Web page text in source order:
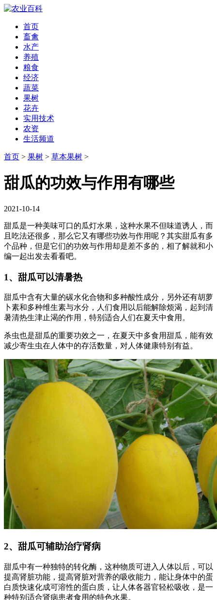
首页
畜禽
水产
养殖
粮食
经济
蔬菜
果树
花卉
实用技术
农资
生活频道
首页 > 果树 > 草本果树 >
甜瓜的功效与作用有哪些
2021-10-14
甜瓜是一种美味可口的瓜灯水果，这种水果不但味道诱人，而
且吃法还很多，那么它又有哪些功效与作用呢？其实甜瓜有多
个品种，但是它们的功效与作用却是差不多的，相了解就和小
编一起出发去看看吧。
1、甜瓜可以清暑热
甜瓜中含有大量的碳水化合物和多种酸性成分，另外还有胡萝
卜素和多种维生素与水分，人们食用以后能解除烦渴，起到清
暑清热生津止渴的作用，特别适合人们在夏天中食用。
杀虫也是甜瓜的重要功效之一，在夏天中多食用甜瓜，能有效
减少寄生虫在人体中的存活数量，对人体健康特别有益。
2、甜瓜可辅助治疗肾病
甜瓜中有一种独特的转化酶，这种物质可进入人体以后，可以
提高肾脏功能，提高肾脏对营养的吸收能力，能让身体中的蛋
白质快速化成可溶性的蛋白质，让人体各器官轻松吸收，是一
种特别适合肾病患者食用的特色水果。